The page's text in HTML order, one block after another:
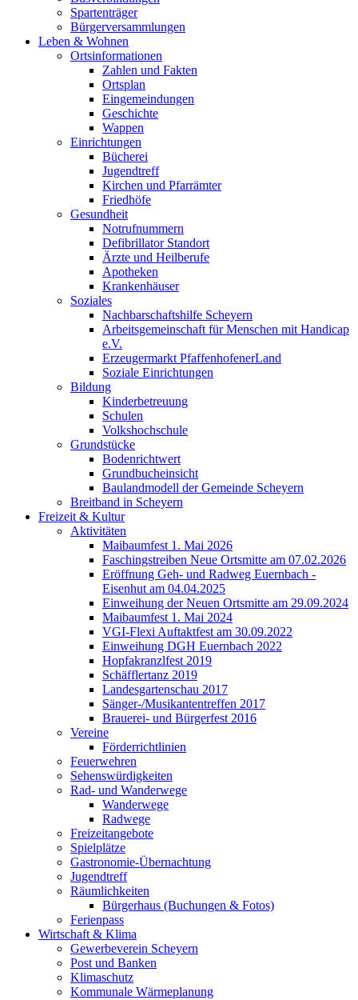
Spartenträger
Bürgerversammlungen
Leben & Wohnen
Ortsinformationen
Zahlen und Fakten
Ortsplan
Eingemeindungen
Geschichte
Wappen
Einrichtungen
Bücherei
Jugendtreff
Kirchen und Pfarrämter
Friedhöfe
Gesundheit
Notrufnummern
Defibrillator Standort
Ärzte und Heilberufe
Apotheken
Krankenhäuser
Soziales
Nachbarschaftshilfe Scheyern
Arbeitsgemeinschaft für Menschen mit Handicap
e.V.
Erzeugermarkt PfaffenhofenerLand
Soziale Einrichtungen
Bildung
Kinderbetreuung
Schulen
Volkshochschule
Grundstücke
Bodenrichtwert
Grundbucheinsicht
Baulandmodell der Gemeinde Scheyern
Breitband in Scheyern
Freizeit & Kultur
Aktivitäten
Maibaumfest 1. Mai 2026
Faschingstreiben Neue Ortsmitte am 07.02.2026
Eröffnung Geh- und Radweg Euernbach -
Eisenhut am 04.04.2025
Einweihung der Neuen Ortsmitte am 29.09.2024
Maibaumfest 1. Mai 2024
VGI-Flexi Auftaktfest am 30.09.2022
Einweihung DGH Euernbach 2022
Hopfakranzlfest 2019
Schäfflertanz 2019
Landesgartenschau 2017
Sänger-/Musikantentreffen 2017
Brauerei- und Bürgerfest 2016
Vereine
Förderrichtlinien
Feuerwehren
Sehenswürdigkeiten
Rad- und Wanderwege
Wanderwege
Radwege
Freizeitangebote
Spielplätze
Gastronomie-Übernachtung
Jugendtreff
Räumlichkeiten
Bürgerhaus (Buchungen & Fotos)
Ferienpass
Wirtschaft & Klima
Gewerbeverein Scheyern
Post und Banken
Klimaschutz
Kommunale Wärmeplanung